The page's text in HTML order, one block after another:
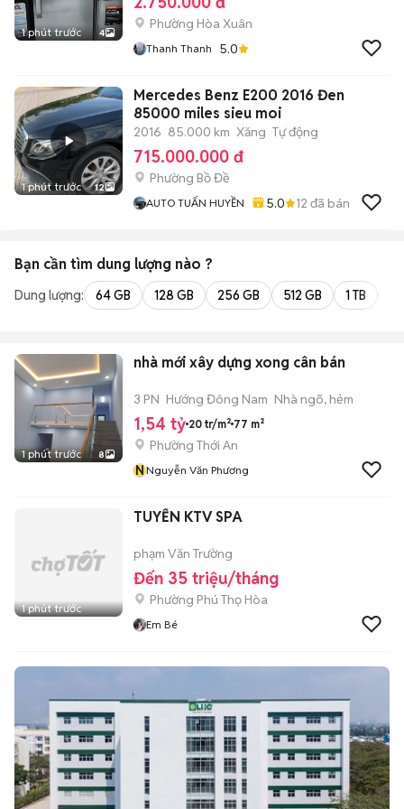
1 phút trước 4
Phường Hòa Xuân
Thanh Thanh 5.0
1 phút trước 12
Mercedes Benz E200 2016 Đen
85000 miles sieu moi
2016 85.000 km Xăng Tự động
715.000.000 đ
Phường Bồ Đề
AUTO TUẤN HUYỀN 5.0 12 đã bán
Bạn cần tìm dung lượng nào ?
Dung lượng: 64 GB 128 GB 256 GB 512 GB 1 TB
1 phút trước 8
nhà mới xây dựng xong cân bán
3 PN Hướng Đông Nam Nhà ngõ, hẻm
1,54 tỷ 20 tr/m² 77 m²
Phường Thới An
NNguyễn Văn Phương
1 phút trước
TUYỂN KTV SPA
phạm Văn Trường
Đến 35 triệu/tháng
Phường Phú Thọ Hòa
Em Bé